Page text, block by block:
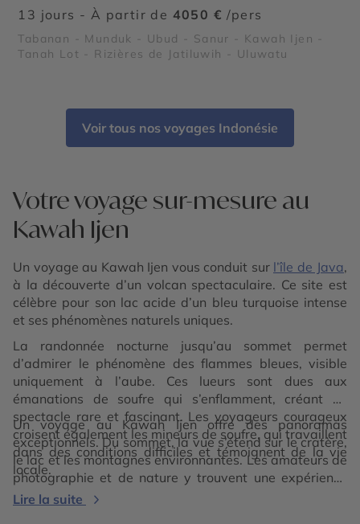
13 jours - À partir de 4050 € /pers
Tabanan - Munduk - Ubud - Sanur - Kawah Ijen -
Tanah Lot - Rizières de Jatiluwih - Uluwatu
Voir tous nos voyages Indonésie
Votre voyage sur-mesure au
Kawah Ijen
Un voyage au Kawah Ijen vous conduit sur l’île de Java,
à la découverte d’un volcan spectaculaire. Ce site est
célèbre pour son lac acide d’un bleu turquoise intense
et ses phénomènes naturels uniques.
La randonnée nocturne jusqu’au sommet permet
d’admirer le phénomène des flammes bleues, visible
uniquement à l’aube. Ces lueurs sont dues aux
émanations de soufre qui s’enflamment, créant un
spectacle rare et fascinant. Les voyageurs courageux
croisent également les mineurs de soufre, qui travaillent
dans des conditions difficiles et témoignent de la vie
locale.
Un voyage au Kawah Ijen offre des panoramas
exceptionnels. Du sommet, la vue s’étend sur le cratère,
le lac et les montagnes environnantes. Les amateurs de
photographie et de nature y trouvent une expérience
inoubliable.
Lire la suite